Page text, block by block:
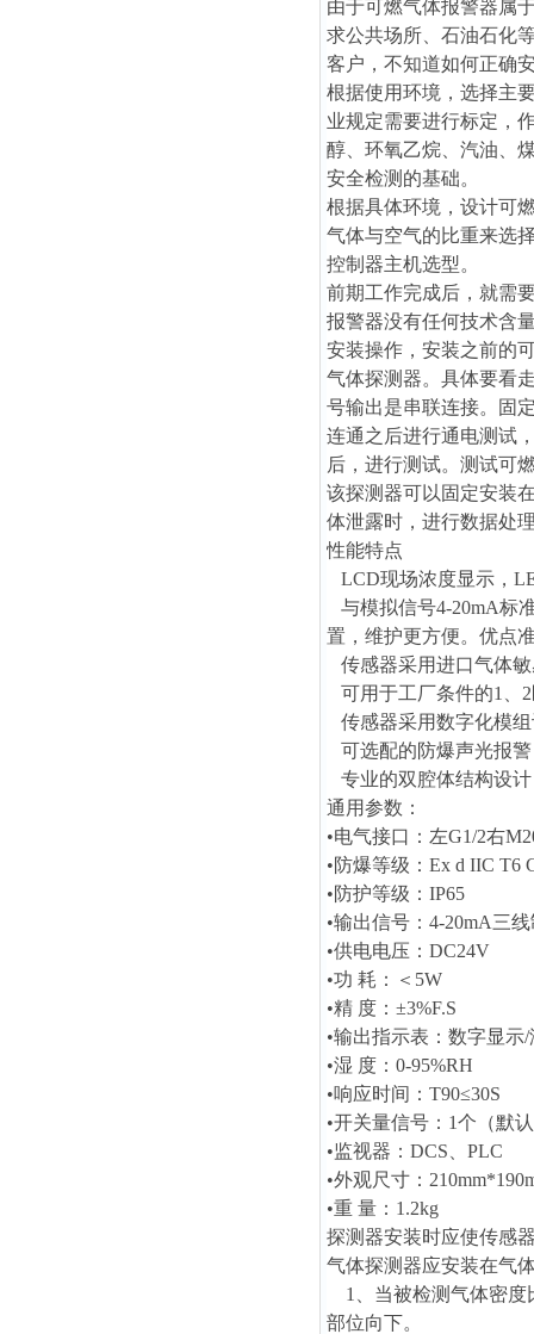
由于可燃气体报警器属
求公共场所、石油石化
客户，不知道如何正确
根据使用环境，选择主
业规定需要进行标定，
醇、环氧乙烷、汽油、
安全检测的基础。
根据具体环境，设计可
气体与空气的比重来选
控制器主机选型。
前期工作完成后，就需
报警器没有任何技术含
安装操作，安装之前的
气体探测器。具体要看
号输出是串联连接。固
连通之后进行通电测试
后，进行测试。测试可
该探测器可以固定安装
体泄露时，进行数据处
性能特点
LCD现场浓度显示，
与模拟信号4-20mA标
置，维护更方便。优点
传感器采用进口气体
可用于工厂条件的1、
传感器采用数字化模
可选配的防爆声光报
专业的双腔体结构设
通用参数：
•电气接口：左G1/2右
•防爆等级：Ex d IIC T6
•防护等级：IP65
•输出信号：4-20mA三
•供电电压：DC24V
•功 耗：＜5W
•精 度：±3%F.S
•输出指示表：数字显示
•湿 度：0-95%RH
•响应时间：T90≤30S
•开关量信号：1个（默
•监视器：DCS、PLC
•外观尺寸：
•重 量：1.2kg
探测器安装时应使传感
气体探测器应安装在气
1、当被检测气体密度
部位向下。